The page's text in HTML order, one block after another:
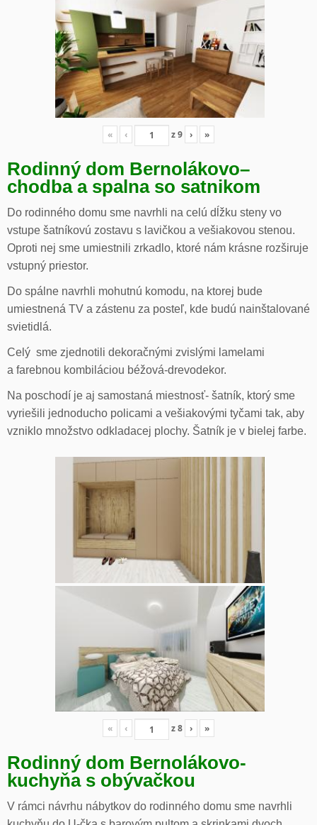
« ‹ z9 › »
Rodinný dom Bernolákovo–
chodba a spalna so satnikom
Do rodinného domu sme navrhli na celú dĺžku steny vo
vstupe šatníkovú zostavu s lavičkou a vešiakovou stenou.
Oproti nej sme umiestnili zrkadlo, ktoré nám krásne rozširuje
vstupný priestor.
Do spálne navrhli mohutnú komodu, na ktorej bude
umiestnená TV a zástenu za posteľ, kde budú nainštalované
svietidlá.
Celý sme zjednotili dekoračnými zvislými lamelami
a farebnou kombiláciou béžová-drevodekor.
Na poschodí je aj samostaná miestnosť- šatník, ktorý sme
vyriešili jednoducho policami a vešiakovými tyčami tak, aby
vzniklo množstvo odkladacej plochy. Šatník je v bielej farbe.
« ‹ z8 › »
Rodinný dom Bernolákovo-
kuchyňa s obývačkou
V rámci návrhu nábytkov do rodinného domu sme navrhli